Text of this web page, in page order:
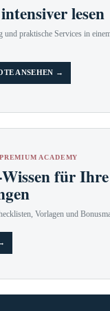
lesen
und praktische Services in
ANSEHEN →
ACADEMY
für Ihre
Vorlagen und